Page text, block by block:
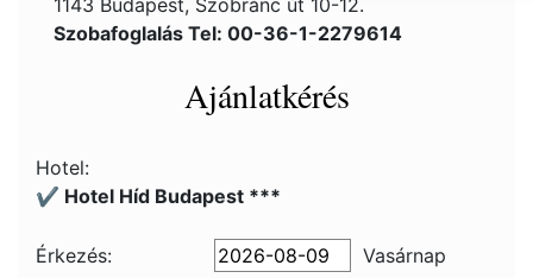
1143 Budapest, Szobránc út 10-12.
Szobafoglalás Tel: 00-36-1-2279614
Ajánlatkérés
Hotel:
✔️ Hotel Híd Budapest ***
Érkezés: Vasárnap